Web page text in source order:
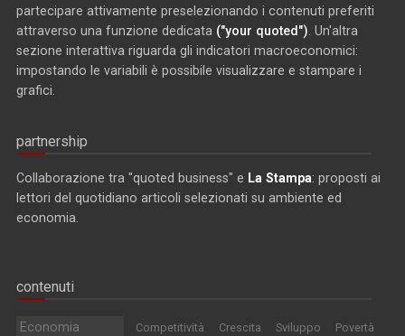
partecipare attivamente preselezionando i contenuti preferiti
attraverso una funzione dedicata ("your quoted"). Un'altra
sezione interattiva riguarda gli indicatori macroeconomici:
impostando le variabili è possibile visualizzare e stampare i
grafici.
partnership
Collaborazione tra "quoted business" e La Stampa: proposti ai
lettori del quotidiano articoli selezionati su ambiente ed
economia.
contenuti
Economia Competitività Crescita Sviluppo Povertà